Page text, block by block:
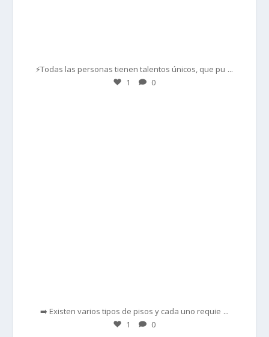
⚡Todas las personas tienen talentos únicos, que pu ...
1 0
➡️ Existen varios tipos de pisos y cada uno requie ...
1 0